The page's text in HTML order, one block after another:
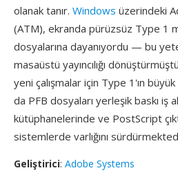
olanak tanır. Windows üzerindeki
(ATM), ekranda pürüzsüz Type 1
dosyalarına dayanıyordu — bu
masaüstü yayıncılığı
yeni çalışmalar için Type 1'ın
da PFB dosyaları yerleşik baskı iş
kütüphanelerinde ve PostScript
sistemlerde varlığını
Geliştirici: Adobe Systems